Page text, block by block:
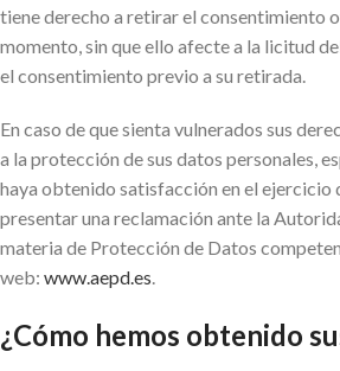
tiene derecho a retirar el consentimiento
momento, sin que ello afecte a la licitud
el consentimiento previo a su retirada.
En caso de que sienta vulnerados sus
a la protección de sus datos personales,
haya obtenido satisfacción en el ejercicio
presentar una reclamación ante la
materia de Protección de Datos
web: www.aepd.es.
¿Cómo hemos obtenido